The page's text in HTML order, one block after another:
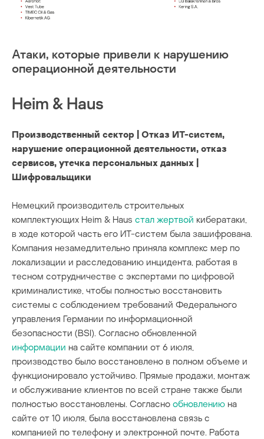
­­Атаки, которые привели к нарушению
операционной деятельности
Heim & Haus
Производственный сектор | Отказ ИТ-систем,
нарушение операционной деятельности, отказ
сервисов, утечка персональных данных |
Шифровальщики
Немецкий производитель строительных
комплектующих Heim & Haus стал жертвой кибератаки,
в ходе которой часть его ИТ-систем была зашифрована.
Компания незамедлительно приняла комплекс мер по
локализации и расследованию инцидента, работая в
тесном сотрудничестве с экспертами по цифровой
криминалистике, чтобы полностью восстановить
системы с соблюдением требований Федерального
управления Германии по информационной
безопасности (BSI). Согласно обновленной
информации на сайте компании от 6 июля,
производство было восстановлено в полном объеме и
функционировало устойчиво. Прямые продажи, монтаж
и обслуживание клиентов по всей стране также были
полностью восстановлены. Согласно обновлению на
сайте от 10 июля, была восстановлена связь с
компанией по телефону и электронной почте. Работа